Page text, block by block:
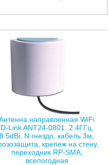
направленная WiFi
D-Link ANT24-0801, 2.4ГГц,
8.5dBi, N гнездо, кабель 3м,
крепеж на стену,
переходник RP-SMA,
всепогодная